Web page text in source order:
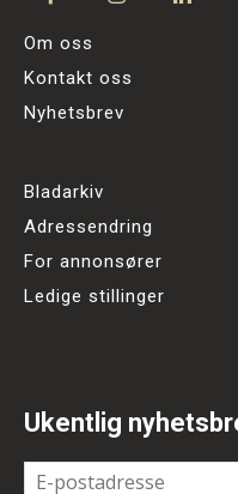
Om oss
Kontakt oss
Nyhetsbrev
Bladarkiv
Adressendring
For annonsører
Ledige stillinger
Ukentlig